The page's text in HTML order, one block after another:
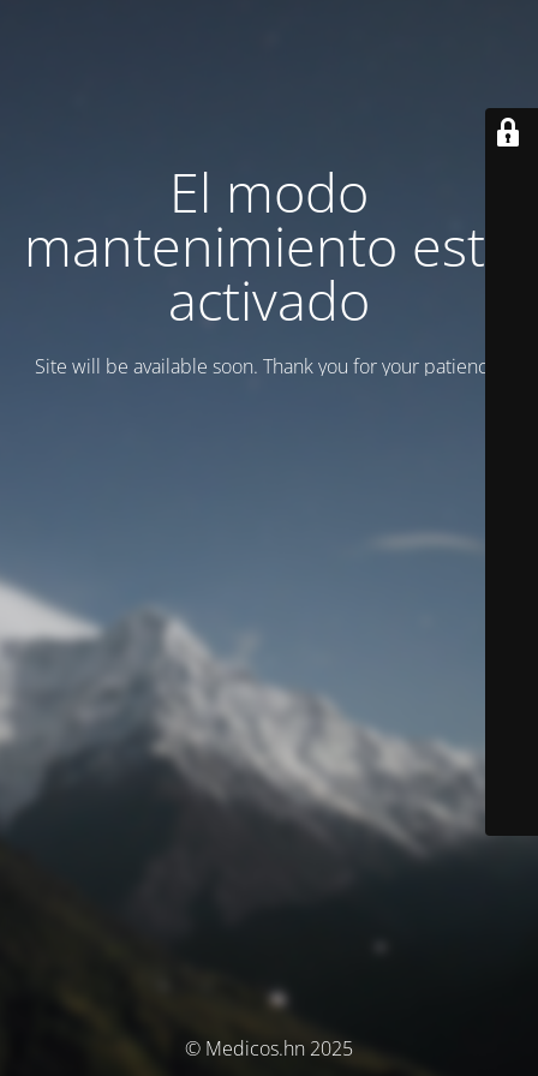
El modo
mantenimiento está
activado
Site will be available soon. Thank you for your patience!
© Medicos.hn 2025